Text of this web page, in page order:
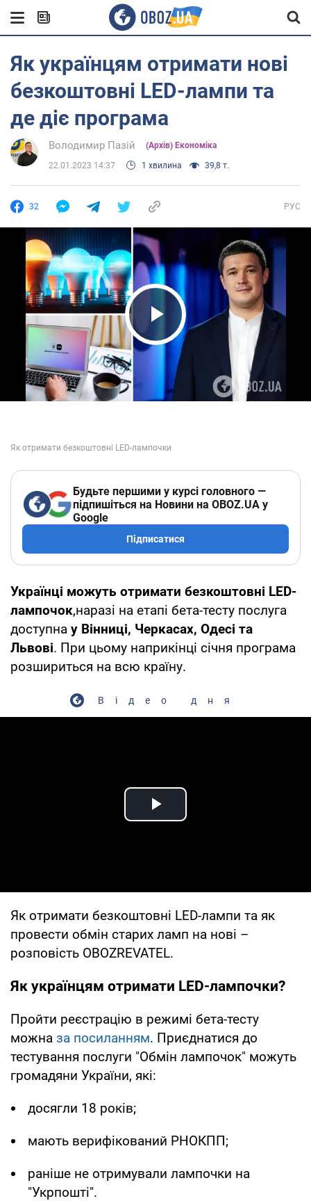
Як українцям отримати нові
безкоштовні LED-лампи та
де діє програма
Володимир Пазій (Архів) Економіка
22.01.2023 14:37 1 хвилина 39,8 т.
32 РУС
Play Video
Будьте першими у курсі головного —
підпишіться на Новини на OBOZ.UA у
Google
Підписатися
Українці можуть отримати безкоштовні LED-
лампочок,наразі на етапі бета-тесту послуга
доступна у Вінниці, Черкасах, Одесі та
Львові. При цьому наприкінці січня програма
розшириться на всю країну.
Відео дня
Play Video
Як отримати безкоштовні LED-лампи та як
провести обмін старих ламп на нові –
розповість OBOZREVATEL.
Як українцям отримати LED-лампочки?
Пройти реєстрацію в режимі бета-тесту
можна за посиланням. Приєднатися до
тестування послуги "Обмін лампочок" можуть
громадяни України, які:
досягли 18 років;
мають верифікований РНОКПП;
раніше не отримували лампочки на
"Укрпошті".